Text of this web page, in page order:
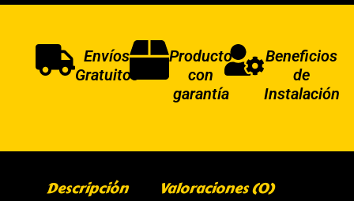
Envíos
Gratuitos
Producto
con
garantía
Beneficios
de
Instalación
Descripción Valoraciones (0)